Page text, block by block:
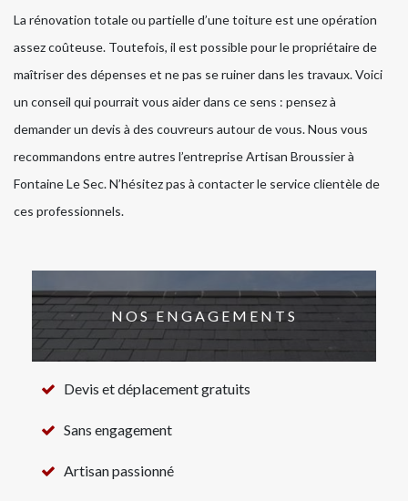
La rénovation totale ou partielle d’une toiture est une opération
assez coûteuse. Toutefois, il est possible pour le propriétaire de
maîtriser des dépenses et ne pas se ruiner dans les travaux. Voici
un conseil qui pourrait vous aider dans ce sens : pensez à
demander un devis à des couvreurs autour de vous. Nous vous
recommandons entre autres l’entreprise Artisan Broussier à
Fontaine Le Sec. N’hésitez pas à contacter le service clientèle de
ces professionnels.
NOS ENGAGEMENTS
Devis et déplacement gratuits
Sans engagement
Artisan passionné